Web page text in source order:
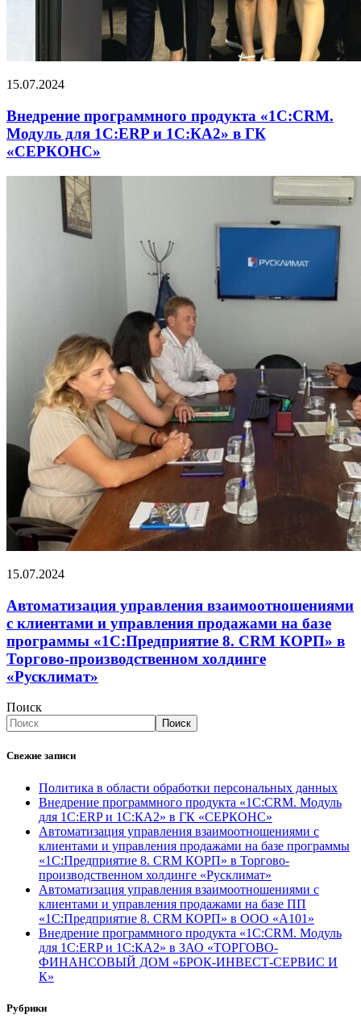
15.07.2024
Внедрение программного продукта «1С:CRM.
Модуль для 1С:ERP и 1С:КА2» в ГК
«СЕРКОНС»
15.07.2024
Автоматизация управления взаимоотношениями
с клиентами и управления продажами на базе
программы «1С:Предприятие 8. CRM КОРП» в
Торгово-производственном холдинге
«Русклимат»
Поиск
Поиск
Свежие записи
Политика в области обработки персональных данных
Внедрение программного продукта «1С:CRM. Модуль
для 1С:ERP и 1С:КА2» в ГК «СЕРКОНС»
Автоматизация управления взаимоотношениями с
клиентами и управления продажами на базе программы
«1С:Предприятие 8. CRM КОРП» в Торгово-
производственном холдинге «Русклимат»
Автоматизация управления взаимоотношениями с
клиентами и управления продажами на базе ПП
«1С:Предприятие 8. CRM КОРП» в ООО «А101»
Внедрение программного продукта «1С:CRM. Модуль
для 1С:ERP и 1С:КА2» в ЗАО «ТОРГОВО-
ФИНАНСОВЫЙ ДОМ «БРОК-ИНВЕСТ-СЕРВИС И
К»
Рубрики